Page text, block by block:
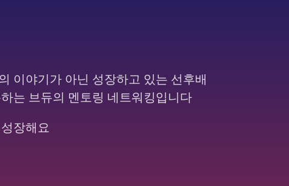
이야기가 아닌 성장하고 있는 선후배
는 브듀의 멘토링 네트워킹입니다
장해요